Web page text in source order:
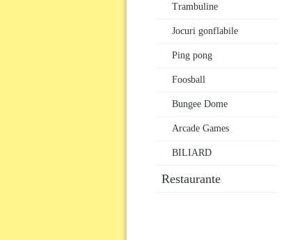
Trambuline
Jocuri gonflabile
Ping pong
Foosball
Bungee Dome
Arcade Games
BILIARD
Restaurante